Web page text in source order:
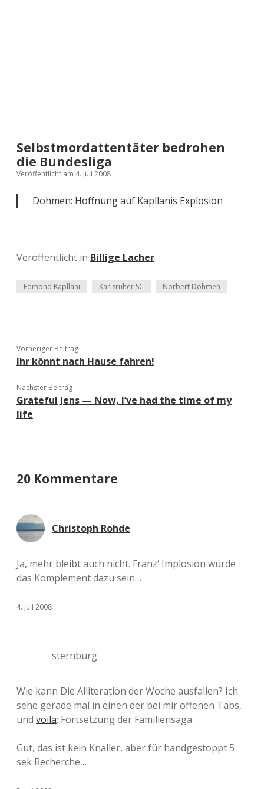
Selbstmordattentäter bedrohen
die Bundesliga
Veröffentlicht am 4. Juli 2008
Dohmen: Hoffnung auf Kapllanis Explosion
Veröffentlicht in Billige Lacher
Edmond Kapllani Karlsruher SC Norbert Dohmen
Vorheriger Beitrag
Ihr könnt nach Hause fahren!
Nächster Beitrag
Grateful Jens — Now, I‘ve had the time of my
life
20 Kommentare
Christoph Rohde
Ja, mehr bleibt auch nicht. Franz‘ Implosion würde
das Komplement dazu sein…
4. Juli 2008
sternburg
Wie kann Die Alliteration der Woche ausfallen? Ich
sehe gerade mal in einen der bei mir offenen Tabs,
und voila: Fortsetzung der Familiensaga.
Gut, das ist kein Knaller, aber für handgestoppt 5
sek Recherche…